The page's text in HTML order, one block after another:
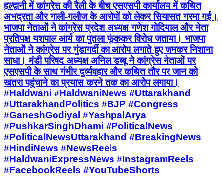
हल्द्वानी में कांग्रेस की रैली के बीच एसएसपी कार्यालय में कथित
अभद्रता और गाली-गलौज के आरोपों को लेकर सियासत गरमा गई।
भाजपा नेताओं ने कांग्रेस प्रदेश अध्यक्ष गणेश गोदियाल और नेता
प्रतिपक्ष यशपाल आर्य का पुतला फूंककर विरोध जताया। भाजपा
नेताओं ने कांग्रेस पर गुंडागर्दी का आरोप लगाते हुए जमकर निशाना
साधा। मंडी परिषद अध्यक्ष अनिल डब्बू ने कांग्रेस नेताओं पर
एसएसपी के साथ गंभीर दुर्व्यवहार और कथित तौर पर जान को
खतरा पहुंचाने का प्रयास करने तक का आरोप लगाया।
#Haldwani #HaldwaniNews #Uttarakhand
#UttarakhandPolitics #BJP #Congress
#GaneshGodiyal #YashpalArya
#PushkarSinghDhami #PoliticalNews
#PoliticalNewsUttarakhand #BreakingNews
#HindiNews #NewsReels
#HaldwaniExpressNews #InstagramReels
#FacebookReels #YouTubeShorts